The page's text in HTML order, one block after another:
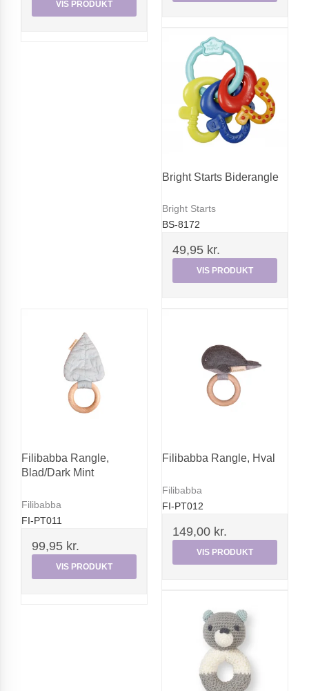
VIS PRODUKT
Bright Starts Biderangle
Bright Starts
BS-8172
49,95 kr.
VIS PRODUKT
Filibabba Rangle,
Blad/Dark Mint
Filibabba
FI-PT011
99,95 kr.
VIS PRODUKT
Filibabba Rangle, Hval
Filibabba
FI-PT012
149,00 kr.
VIS PRODUKT